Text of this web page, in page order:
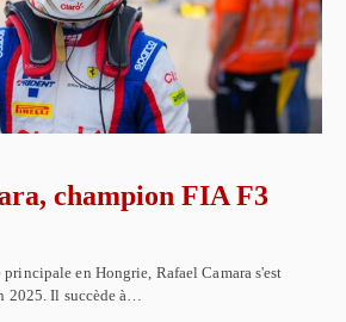
champion FIA F3
en Hongrie, Rafael Camara s'est
2025. Il succède à…